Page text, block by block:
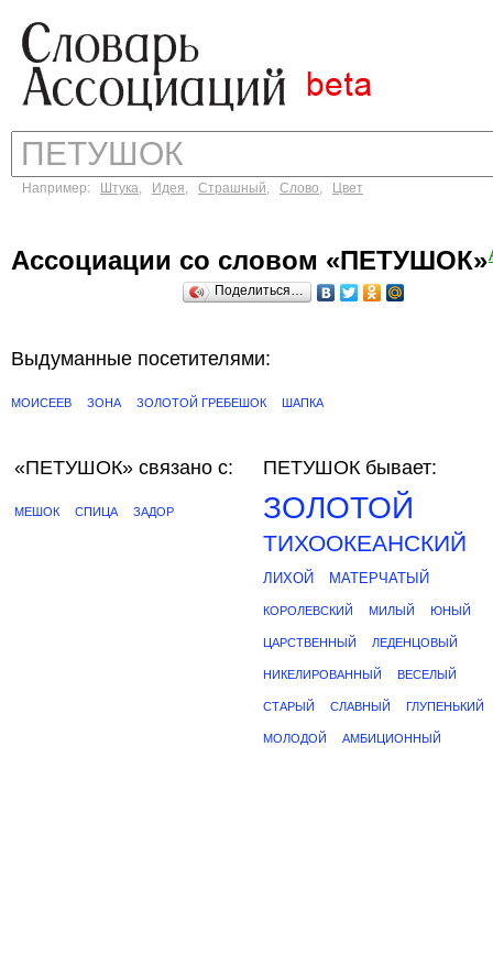
Например: Штука, Идея, Страшный, Слово, Цвет
Ассоциации со словом «ПЕТУШОК»
Поделиться…
Выдуманные посетителями:
МОИСЕЕВ ЗОНА ЗОЛОТОЙ ГРЕБЕШОК ШАПКА
«ПЕТУШОК» связано с:
МЕШОК СПИЦА ЗАДОР
ПЕТУШОК бывает:
ЗОЛОТОЙ
ТИХООКЕАНСКИЙ
ЛИХОЙ МАТЕРЧАТЫЙ
КОРОЛЕВСКИЙ МИЛЫЙ ЮНЫЙ
ЦАРСТВЕННЫЙ ЛЕДЕНЦОВЫЙ
НИКЕЛИРОВАННЫЙ ВЕСЕЛЫЙ
СТАРЫЙ СЛАВНЫЙ ГЛУПЕНЬКИЙ
МОЛОДОЙ АМБИЦИОННЫЙ